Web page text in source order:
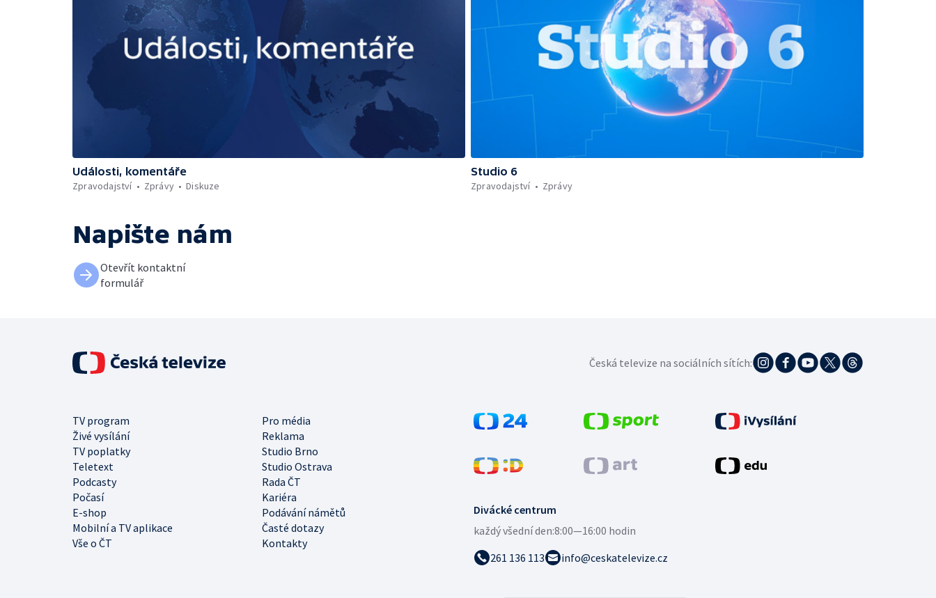
Události, komentáře
Zpravodajství
Zprávy Diskuze
Studio 6
Zpravodajství
Zprávy
Napište nám
Otevřít kontaktní
formulář
Divácké centrum
každý všední den:8:00—16:00 hodin
261 136 113
info@ceskatelevize.cz
TV program
Pro média
Živé vysílání
Reklama
TV poplatky
Studio Brno
Teletext
Studio Ostrava
Podcasty
Rada ČT
Počasí
Kariéra
E-shop
Podávání námětů
Mobilní a TV aplikace
Časté dotazy
Vše o ČT
Kontakty
Česká televize na sociálních sítích: